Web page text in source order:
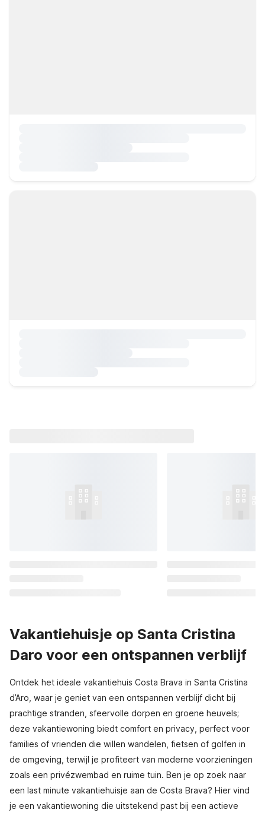
Vakantiehuisje op Santa Cristina
Daro voor een ontspannen verblijf
Ontdek het ideale vakantiehuis Costa Brava in Santa Cristina
d’Aro, waar je geniet van een ontspannen verblijf dicht bij
prachtige stranden, sfeervolle dorpen en groene heuvels;
deze vakantiewoning biedt comfort en privacy, perfect voor
families of vrienden die willen wandelen, fietsen of golfen in
de omgeving, terwijl je profiteert van moderne voorzieningen
zoals een privézwembad en ruime tuin. Ben je op zoek naar
een last minute vakantiehuisje aan de Costa Brava? Hier vind
je een vakantiewoning die uitstekend past bij een actieve